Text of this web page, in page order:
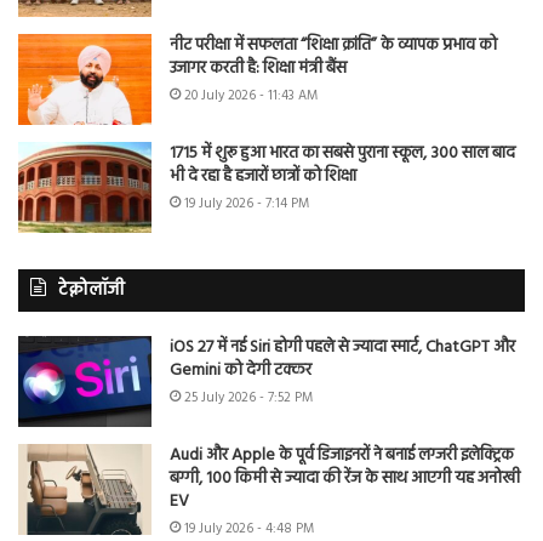
नीट परीक्षा में सफलता “शिक्षा क्रांति” के व्यापक प्रभाव को
उजागर करती है: शिक्षा मंत्री बैंस
20 July 2026 - 11:43 AM
1715 में शुरू हुआ भारत का सबसे पुराना स्कूल, 300 साल बाद
भी दे रहा है हजारों छात्रों को शिक्षा
19 July 2026 - 7:14 PM
टेक्नोलॉजी
iOS 27 में नई Siri होगी पहले से ज्यादा स्मार्ट, ChatGPT और
Gemini को देगी टक्कर
25 July 2026 - 7:52 PM
Audi और Apple के पूर्व डिजाइनरों ने बनाई लग्जरी इलेक्ट्रिक
बग्गी, 100 किमी से ज्यादा की रेंज के साथ आएगी यह अनोखी
EV
19 July 2026 - 4:48 PM